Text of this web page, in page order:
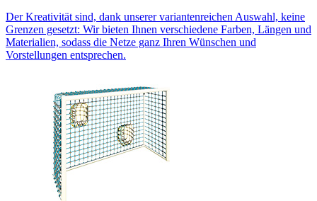
Der Kreativität sind, dank unserer variantenreichen Auswahl, keine
Grenzen gesetzt: Wir bieten Ihnen verschiedene Farben, Längen und
Materialien, sodass die Netze ganz Ihren Wünschen und
Vorstellungen entsprechen.